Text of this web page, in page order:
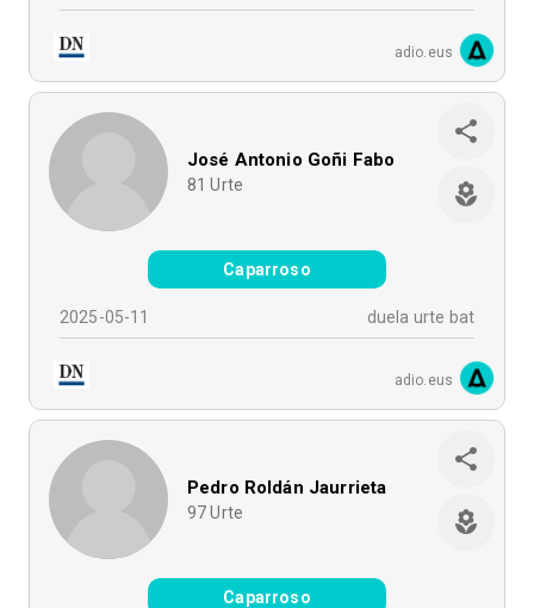
adio.eus
José Antonio Goñi Fabo
81 Urte
Caparroso
2025-05-11 duela urte bat
adio.eus
Pedro Roldán Jaurrieta
97 Urte
Caparroso